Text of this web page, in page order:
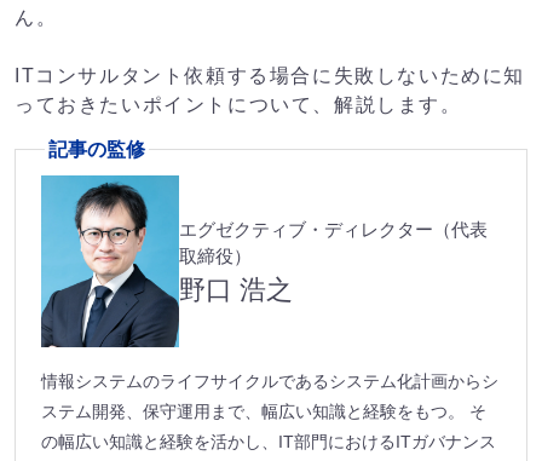
ん。
ITコンサルタント依頼する場合に失敗しないために知
っておきたいポイントについて、解説します。
記事の監修
エグゼクティブ・ディレクター（代表
取締役）
野口 浩之
情報システムのライフサイクルであるシステム化計画からシ
ステム開発、保守運用まで、幅広い知識と経験をもつ。 そ
の幅広い知識と経験を活かし、IT部門におけるITガバナンス